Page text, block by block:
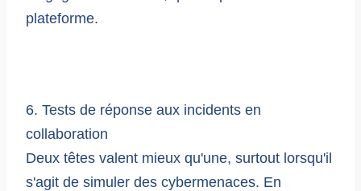
plateforme.
6. Tests de réponse aux incidents en
collaboration
Deux têtes valent mieux qu'une, surtout lorsqu'il
s'agit de simuler des cybermenaces. En